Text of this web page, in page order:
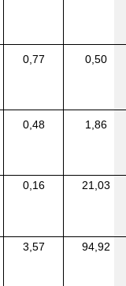
0,77 0,50
0,48 1,86
0,16 21,03
3,57 94,92